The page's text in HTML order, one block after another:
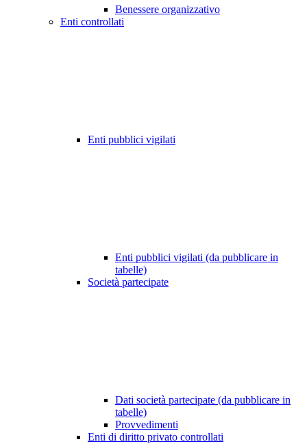
Benessere organizzativo
Enti controllati
Enti pubblici vigilati
Enti pubblici vigilati (da pubblicare in
tabelle)
Società partecipate
Dati società partecipate (da pubblicare in
tabelle)
Provvedimenti
Enti di diritto privato controllati